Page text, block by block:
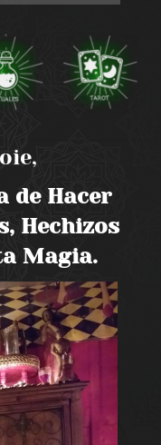
de Hacer
Hechizos
Magia.